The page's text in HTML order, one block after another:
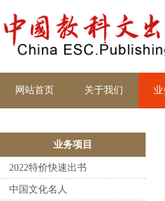
网站首页 关于我们 业
业务项目
2022特价快速出书
中国文化名人